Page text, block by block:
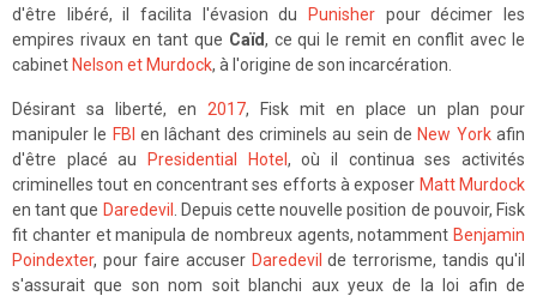
d'être libéré, il facilita l'évasion du
Punisher pour décimer les
empires rivaux en tant que Caïd, ce qui le remit en conflit avec le
cabinet Nelson et Murdock, à l'origine de son incarcération.
Désirant sa liberté, en 2017, Fisk mit en place un plan pour
manipuler le FBI en lâchant des criminels au sein de New Yorkafin
d'être placé au
Presidential Hotel , où il continua ses activités
criminelles tout en concentrant ses efforts à exposer Matt Murdock
en tant que Daredevil
. Depuis cette nouvelle position de pouvoir, Fisk
fit chanter et manipula de nombreux agents, notamment Benjamin
Poindexter, pour faire accuser Daredevil de terrorisme, tandis qu'il
s'assurait que son nom soit blanchi aux yeux de la loi afin de